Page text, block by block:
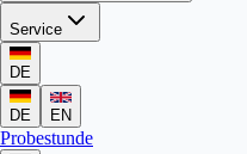
Service
DE
DE EN
Probestunde